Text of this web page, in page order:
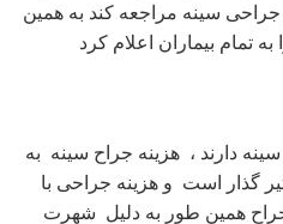
سینه مراجعه کند به همین
تمام بیماران اعلام کرد
دارند ، هزینه جراح سینه به
گذار است و هزینه جراحی با
همین طور به دلیل شهرت